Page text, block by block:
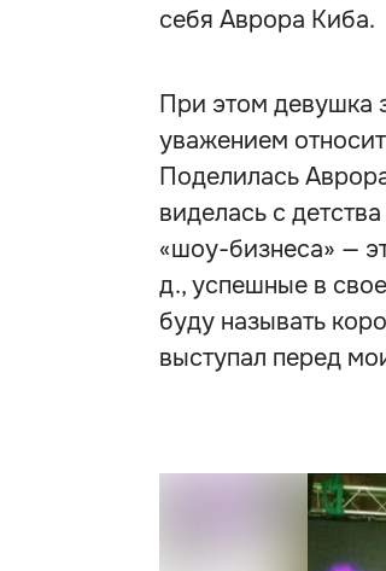
себя Аврора Киба.
При этом девушка
уважением
Поделилась
виделась с
«шоу-бизнеса» —
д., успешные в
буду называть
выступал перед